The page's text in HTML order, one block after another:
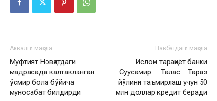
Аввалги мақола
Муфтият Новқатдаги
мадрасада калтакланган
ўсмир бола бўйича
муносабат билдирди
Навбатдаги мақола
Ислом тараққиёт банки
Суусамир — Талас —Тараз
йўлини таъмирлаш учун 50
млн доллар кредит беради